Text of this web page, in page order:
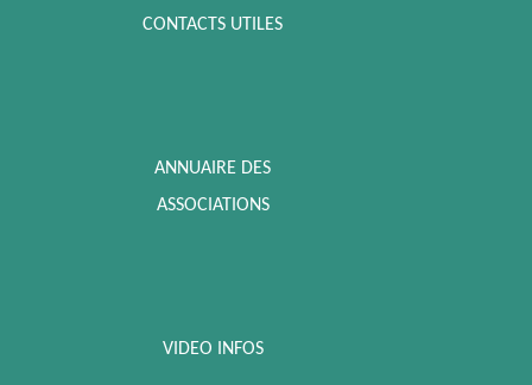
CONTACTS UTILES
ANNUAIRE DES
ASSOCIATIONS
VIDEO INFOS